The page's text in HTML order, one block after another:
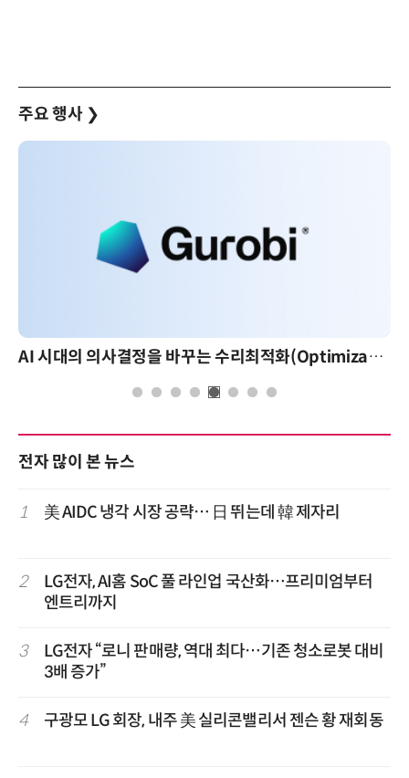
주요 행사 ❯
AI 시대의 의사결정을 바꾸는 수리최적화(Optimization): 실제 산업 적용 사례와 활용 전략
전자 많이 본 뉴스
1 美 AIDC 냉각 시장 공략… 日 뛰는데 韓 제자리
2
LG전자, AI홈 SoC 풀 라인업 국산화…프리미엄부터
엔트리까지
3
LG전자 “로니 판매량, 역대 최다…기존 청소로봇 대비
3배 증가”
4 구광모 LG 회장, 내주 美 실리콘밸리서 젠슨 황 재회동